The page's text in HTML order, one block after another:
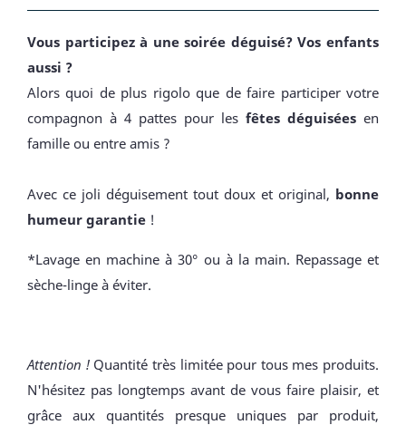
Vous participez à une soirée déguisé? Vos enfants
aussi ?
Alors quoi de plus rigolo que de faire participer votre
compagnon à 4 pattes pour les fêtes déguisées en
famille ou entre amis ?
Avec ce joli déguisement tout doux et original, bonne
humeur garantie !
*Lavage en machine à 30° ou à la main. Repassage et
sèche-linge à éviter.
Attention !Quantité très limitée pour tous mes produits.
N'hésitez pas longtemps avant de vous faire plaisir, et
grâce aux quantités presque uniques par produit,